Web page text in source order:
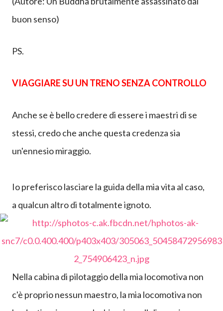
sofferenza.
VIAGGIARE SU UN TRENO SENZA CONTROLLO
Anche se è bello credere di essere i maestri di se
stessi, credo che anche questa credenza sia
un'ennesio miraggio.
Io preferisco lasciare la guida della mia vita al caso,
a qualcun altro di totalmente ignoto.